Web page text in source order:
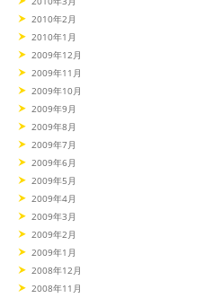
2010年2月
2010年1月
2009年12月
2009年11月
2009年10月
2009年9月
2009年8月
2009年7月
2009年6月
2009年5月
2009年4月
2009年3月
2009年2月
2009年1月
2008年12月
2008年11月